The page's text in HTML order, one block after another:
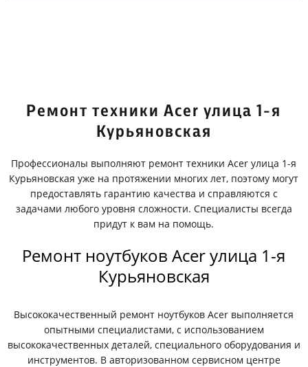
Ремонт техники Acer улица 1-я
Курьяновская
Профессионалы выполняют ремонт техники Acer улица 1-я
Курьяновская уже на протяжении многих лет, поэтому могут
предоставлять гарантию качества и справляются с
задачами любого уровня сложности. Специалисты всегда
придут к вам на помощь.
Ремонт ноутбуков Acer улица 1-я
Курьяновская
Высококачественный ремонт ноутбуков Acer выполняется
опытными специалистами, с использованием
высококачественных деталей, специального оборудования и
инструментов. В авторизованном сервисном центре